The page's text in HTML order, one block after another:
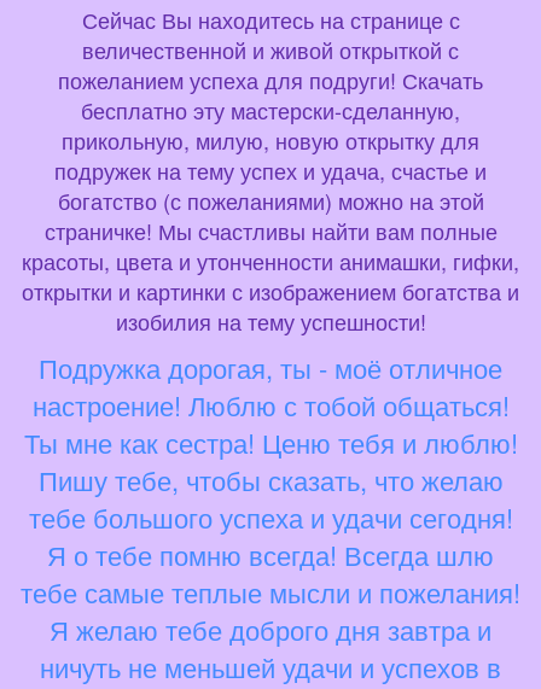
Сейчас Вы находитесь на странице с
величественной и живой открыткой с
пожеланием успеха для подруги! Скачать
бесплатно эту мастерски-сделанную,
прикольную, милую, новую открытку для
подружек на тему успех и удача, счастье и
богатство (с пожеланиями) можно на этой
страничке! Мы счастливы найти вам полные
красоты, цвета и утонченности анимашки, гифки,
открытки и картинки с изображением богатства и
изобилия на тему успешности!
Подружка дорогая, ты - моё отличное
настроение! Люблю с тобой общаться!
Ты мне как сестра! Ценю тебя и люблю!
Пишу тебе, чтобы сказать, что желаю
тебе большого успеха и удачи сегодня!
Я о тебе помню всегда! Всегда шлю
тебе самые теплые мысли и пожелания!
Я желаю тебе доброго дня завтра и
ничуть не меньшей удачи и успехов в